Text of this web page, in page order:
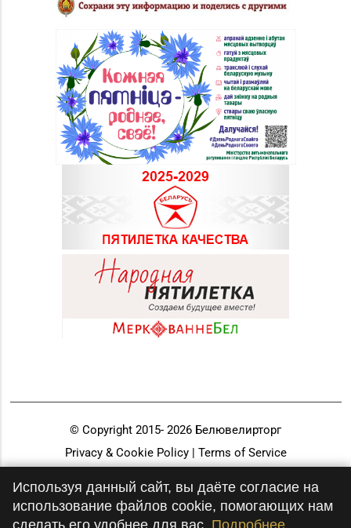
© Copyright 2015- 2026 Белювелирторг
Privacy & Cookie Policy | Terms of Service
Используя данный сайт, вы даёте согласие на
использование файлов cookie, помогающих нам
сделать его удобнее для вас. Подробнее